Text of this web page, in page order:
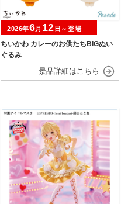
ちいかわ カレーのお供たちBIGぬい
ぐるみ
2026年6月 12 日～登場